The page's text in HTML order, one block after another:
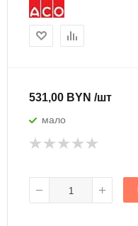
531,00 BYN /шт
мало